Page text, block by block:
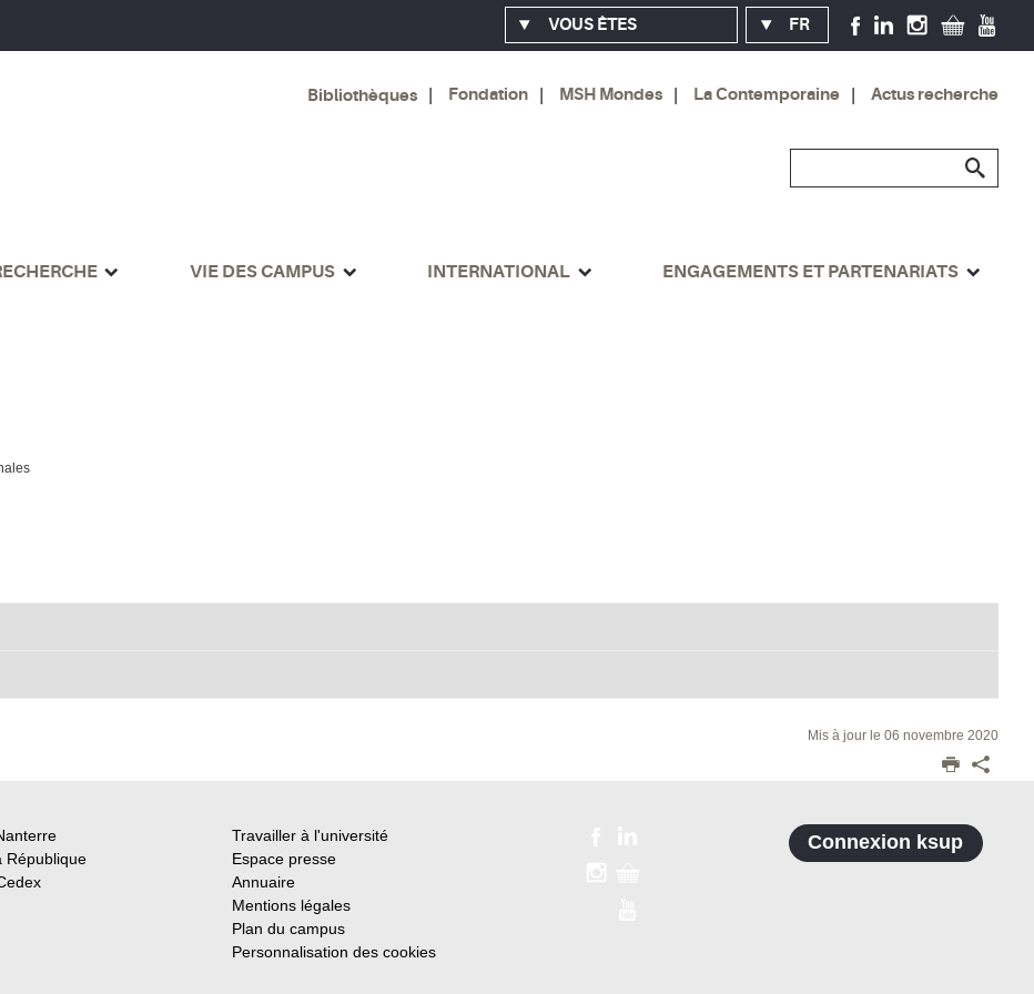
VOUS ÊTES FR
Bibliothèques Fondation MSH Mondes La Contemporaine Actus recherche
VIE DES CAMPUS INTERNATIONAL ENGAGEMENTS ET PARTENARIATS
Mis à jour le 06 novembre 2020
République
Travailler à l'université
Espace presse
Annuaire
Mentions légales
Plan du campus
Personnalisation des cookies
Connexion ksup